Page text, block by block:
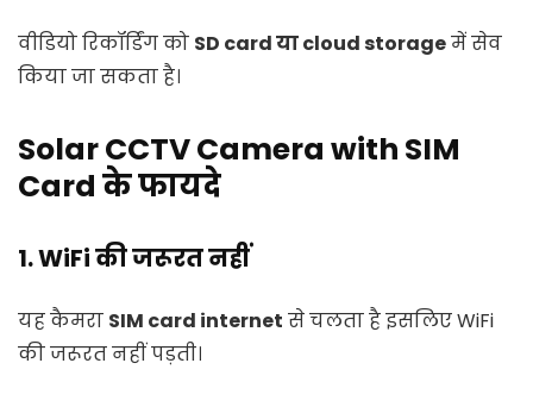
वीडियो रिकॉर्डिंग को SD card या cloud storageमें सेव
किया जा सकता है।
Solar CCTV Camera with SIM
Card के फायदे
1. WiFi की जरूरत नहीं
यह कैमरा SIM card internet से चलता है इसलिए WiFi
की जरूरत नहीं पड़ती।